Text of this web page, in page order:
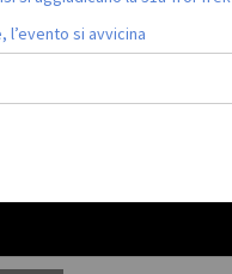
l’evento si avvicina